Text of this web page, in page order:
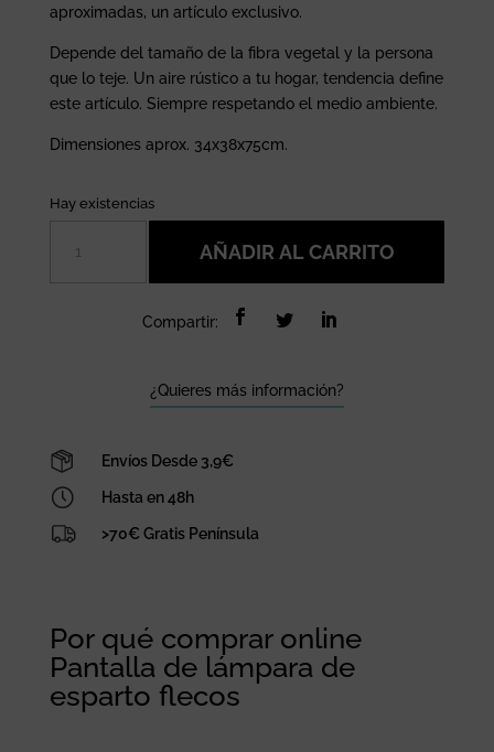
aproximadas, un artículo exclusivo.
Depende del tamaño de la fibra vegetal y la persona
que lo teje. Un aire rústico a tu hogar, tendencia define
este artículo. Siempre respetando el medio ambiente.
Dimensiones aprox. 34x38x75cm.
Hay existencias
AÑADIR AL CARRITO
Compartir:
¿Quieres más información?
Envíos Desde 3,9€
Hasta en 48h
>70€ Gratis Península
Por qué comprar online
Pantalla de lámpara de
esparto flecos